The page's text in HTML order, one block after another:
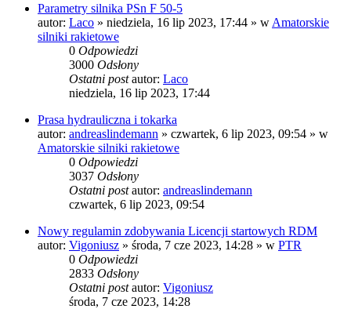
Parametry silnika PSn F 50-5
autor: Laco » niedziela, 16 lip 2023, 17:44 » w Amatorskie
silniki rakietowe
0 Odpowiedzi
3000 Odsłony
Ostatni postautor: Laco
niedziela, 16 lip 2023, 17:44
Prasa hydrauliczna i tokarka
autor: andreaslindemann » czwartek, 6 lip 2023, 09:54 » w
Amatorskie silniki rakietowe
0 Odpowiedzi
3037 Odsłony
Ostatni postautor: andreaslindemann
czwartek, 6 lip 2023, 09:54
Nowy regulamin zdobywania Licencji startowych RDM
autor: Vigoniusz » środa, 7 cze 2023, 14:28 » w PTR
0 Odpowiedzi
2833 Odsłony
Ostatni postautor: Vigoniusz
środa, 7 cze 2023, 14:28